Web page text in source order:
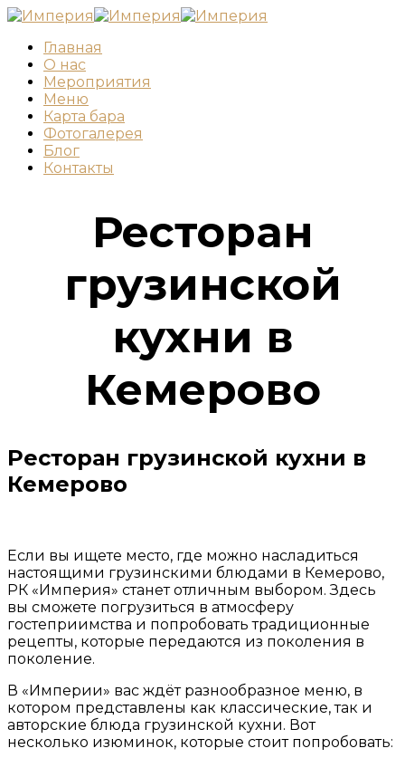
Главная
О нас
Мероприятия
Меню
Карта бара
Фотогалерея
Блог
Контакты
Ресторан
грузинской
кухни в
Кемерово
Ресторан грузинской кухни в
Кемерово
Если вы ищете место, где можно насладиться
настоящими грузинскими блюдами в Кемерово,
РК «Империя» станет отличным выбором. Здесь
вы сможете погрузиться в атмосферу
гостеприимства и попробовать традиционные
рецепты, которые передаются из поколения в
поколение.
В «Империи» вас ждёт разнообразное меню, в
котором представлены как классические, так и
авторские блюда грузинской кухни. Вот
несколько изюминок, которые стоит попробовать: